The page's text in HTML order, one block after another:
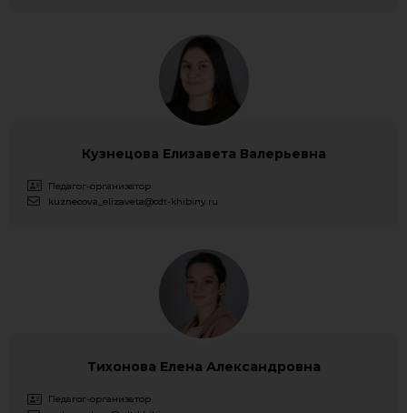
Кузнецова Елизавета Валерьевна
Педагог-организатор
kuznecova_elizaveta@cdt-khibiny.ru
Тихонова Елена Александровна
Педагог-организатор